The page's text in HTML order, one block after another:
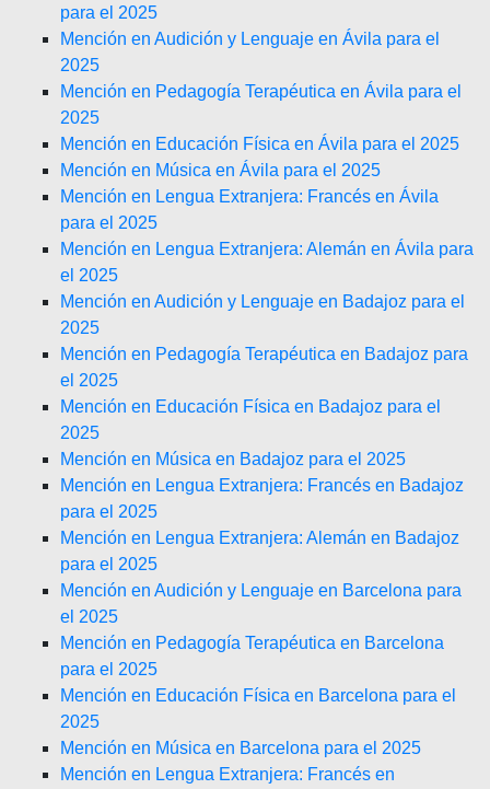
para el 2025
Mención en Audición y Lenguaje en Ávila para el
2025
Mención en Pedagogía Terapéutica en Ávila para el
2025
Mención en Educación Física en Ávila para el 2025
Mención en Música en Ávila para el 2025
Mención en Lengua Extranjera: Francés en Ávila
para el 2025
Mención en Lengua Extranjera: Alemán en Ávila para
el 2025
Mención en Audición y Lenguaje en Badajoz para el
2025
Mención en Pedagogía Terapéutica en Badajoz para
el 2025
Mención en Educación Física en Badajoz para el
2025
Mención en Música en Badajoz para el 2025
Mención en Lengua Extranjera: Francés en Badajoz
para el 2025
Mención en Lengua Extranjera: Alemán en Badajoz
para el 2025
Mención en Audición y Lenguaje en Barcelona para
el 2025
Mención en Pedagogía Terapéutica en Barcelona
para el 2025
Mención en Educación Física en Barcelona para el
2025
Mención en Música en Barcelona para el 2025
Mención en Lengua Extranjera: Francés en